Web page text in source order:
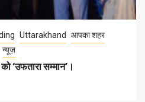
Uttarakhand
आपका शहर
न्यूज़
‘उफतारा सम्मान’।